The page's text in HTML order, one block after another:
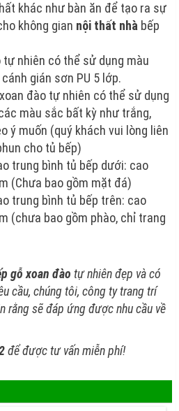
khác như bàn ăn để tạo ra sự
không gian nội thất nhà bếp
tự nhiên có thể sử dụng màu
gián sơn PU 5 lớp.
đào tự nhiên có thể sử dụng
màu sắc bất kỳ như trắng,
ý muốn (quý khách vui lòng liên
cho tủ bếp)
trung bình tủ bếp dưới: cao
(Chưa bao gồm mặt đá)
trung bình tủ bếp trên: cao
(chưa bao gồm phào, chỉ trang
gỗ xoan đào tự nhiên đẹp và có
cầu, chúng tôi, công ty trang trí
rằng sẽ đáp ứng được nhu cầu về
để được tư vấn miễn phí!